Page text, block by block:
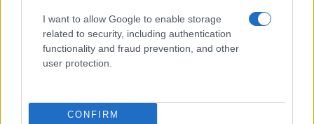
I want to allow Google to enable storage
related to security, including authentication
functionality and fraud prevention, and other
user protection.
CONFIRM
Mario Malu